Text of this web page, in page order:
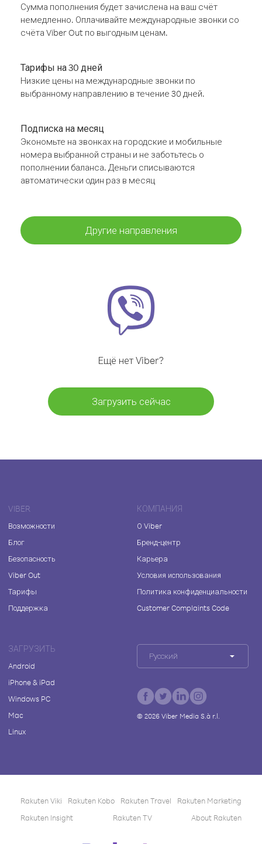
Сумма пополнения будет зачислена на ваш счёт
немедленно. Оплачивайте международные звонки со
счёта Viber Out по выгодным ценам.
Тарифы на 30 дней
Низкие цены на международные звонки по
выбранному направлению в течение 30 дней.
Подписка на месяц
Экономьте на звонках на городские и мобильные
номера выбранной страны и не заботьтесь о
пополнении баланса. Деньги списываются
автоматически один раз в месяц
Другие направления
Ещё нет Viber?
Загрузить сейчас
VIBER
Возможности
Блог
Безопасность
Viber Out
Тарифы
Поддержка
КОМПАНИЯ
О Viber
Бренд-центр
Карьера
Условия использования
Политика конфиденциальности
Customer Complaints Code
ЗАГРУЗИТЬ
Android
iPhone & iPad
Windows PC
Mac
Linux
Русский
© 2026Viber Media S.à r.l.
Rakuten Viki Rakuten Kobo Rakuten Travel
Rakuten Marketing
Rakuten Insight
Rakuten TV About Rakuten